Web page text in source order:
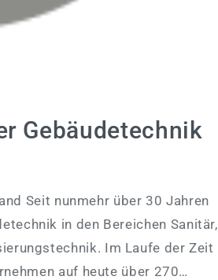
Gebäudetechnik
Seit nunmehr über 30 Jahren
in den Bereichen Sanitär,
Im Laufe der Zeit
auf heute über 270…